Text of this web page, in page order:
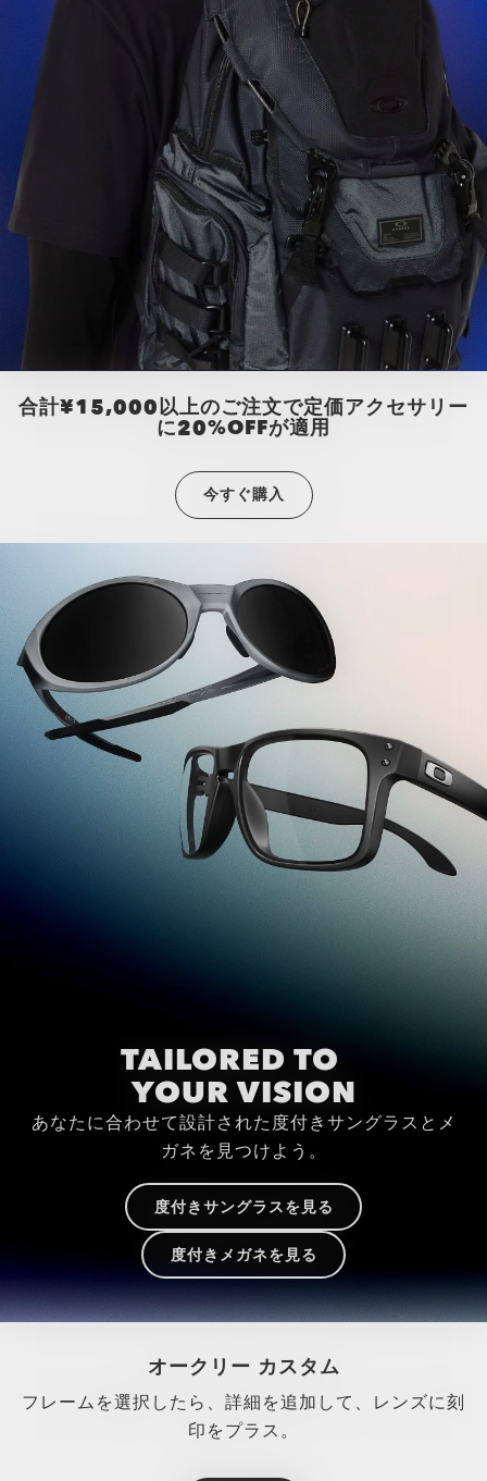
合計¥15,000以上のご注文で定価アクセサリー
に20%OFFが適用
今すぐ購入
TAILORED TO
YOUR VISION
あなたに合わせて設計された度付きサングラスとメ
ガネを見つけよう。
度付きサングラスを見る
度付きメガネを見る
オークリー カスタム
フレームを選択したら、詳細を追加して、レンズに刻
印をプラス。